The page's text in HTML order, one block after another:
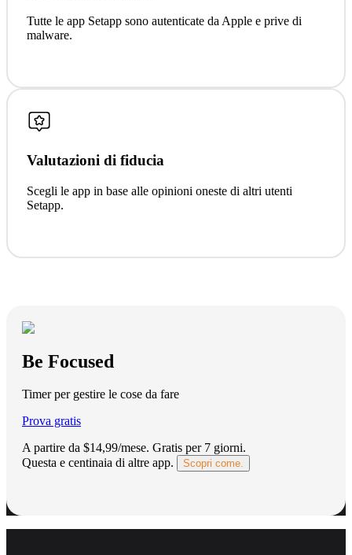
Tutte le app Setapp sono autenticate da Apple e prive di
malware.
Valutazioni di fiducia
Scegli le app in base alle opinioni oneste di altri utenti
Setapp.
Be Focused
Timer per gestire le cose da fare
Prova gratis
A partire da $14,99/mese. Gratis per 7 giorni.
Questa e centinaia di altre app.
Scopri come.